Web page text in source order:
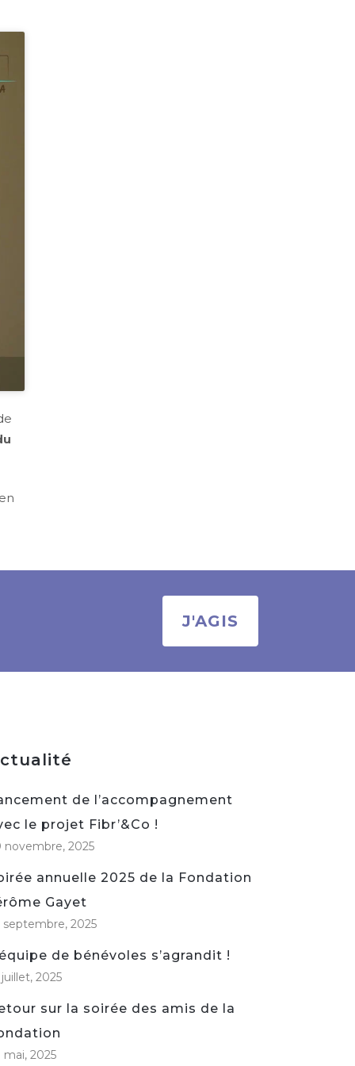
J'AGIS
de l’accompagnement
le projet Fibr’&Co !
novembre, 2025
annuelle 2025 de la Fondation
Gayet
septembre, 2025
de bénévoles s’agrandit !
juillet, 2025
sur la soirée des amis de la
mai, 2025